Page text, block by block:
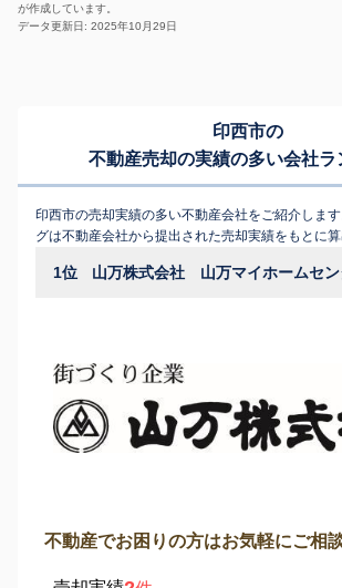
が作成しています。
データ更新日: 2025年10月29日
印西市の
不動産売却の実績の多い会社ラ
印西市の売却実績の多い不動産会社をご紹介しま
グは不動産会社から提出された売却実績をもとに算
1位 山万株式会社 山万マイホームセン
不動産でお困りの方はお気軽にご相